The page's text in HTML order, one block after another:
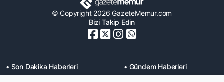
© Copyright 2026 GazeteMemur.com
Bizi Takip Edin
• Son Dakika Haberleri
• Gündem Haberleri
• Memurlar Haberleri
• KPSS Haberleri